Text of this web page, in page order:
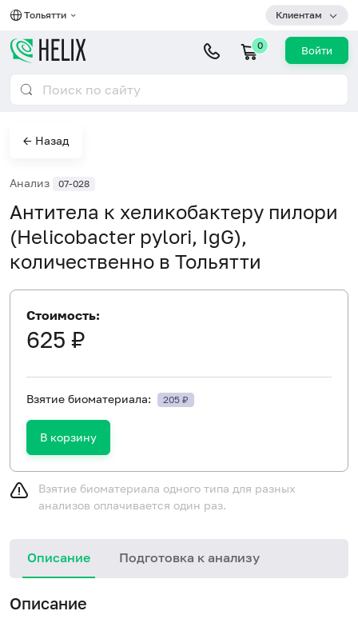
Тольятти Клиентам
0 Войти
← Назад
Анализ 07-028
Антитела к хеликобактеру пилори
(Helicobacter pylori, IgG),
количественно в Тольятти
Стоимость:
625 ₽
Взятие биоматериала: 205 ₽
В корзину
Взятие биоматериала одного типа для разных
анализов оплачивается один раз.
Описание Подготовка к анализу
Описание